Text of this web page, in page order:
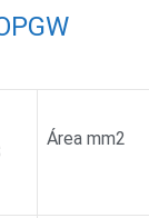
Área mm2